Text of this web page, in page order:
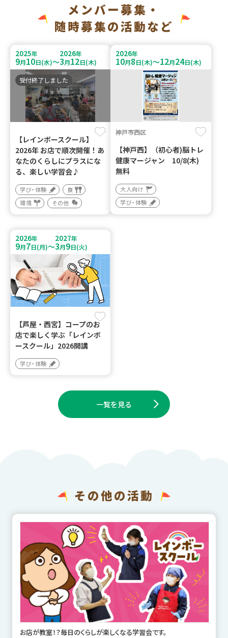
メンバー募集・
随時募集の活動など
2025年
9月10日(水)～
2026年
3月12日(木)
受付終了しました
【レインボースクール】
2026年 お店で順次開催！あ
なたのくらしにプラスにな
る、楽しい学習会♪
学び・体験
食
環境
その他
2026年
10月8日(木)～12月24日(木)
神戸市西区
【神戸西】（初心者)脳トレ
健康マージャン 10/8(木)
無料
大人向け
学び・体験
2026年
9月7日(月)～
2027年
3月9日(火)
【芦屋・西宮】コープのお
店で楽しく学ぶ「レインボ
ースクール」2026開講
学び・体験
一覧を見る
その他の活動
お店が教室！？毎日のくらしが楽しくなる学習会です。